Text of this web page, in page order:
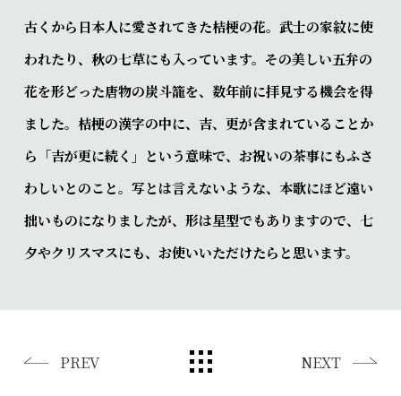
古くから日本人に愛されてきた桔梗の花。武士の家紋に使
われたり、秋の七草にも入っています。その美しい五弁の
花を形どった唐物の炭斗籠を、数年前に拝見する機会を得
ました。桔梗の漢字の中に、吉、更が含まれていることか
ら「吉が更に続く」という意味で、お祝いの茶事にもふさ
わしいとのこと。写とは言えないような、本歌にほど遠い
拙いものになりましたが、形は星型でもありますので、七
夕やクリスマスにも、お使いいただけたらと思います。
PREV NEXT